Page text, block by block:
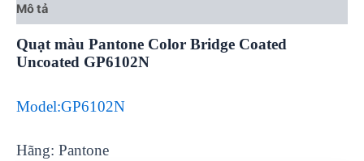
Mô tả
Quạt màu Pantone Color Bridge Coated
Uncoated GP6102N
Model:GP6102N
Hãng: Pantone